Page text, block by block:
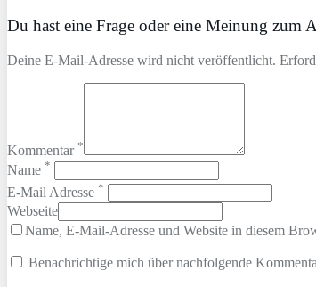
Du hast eine Frage oder eine Meinung zum
Deine E-Mail-Adresse wird nicht veröffentlicht.
Kommentar *
Name *
E-Mail Adresse *
Webseite
Name, E-Mail-Adresse und Website in diesem
Benachrichtige mich über nachfolgende